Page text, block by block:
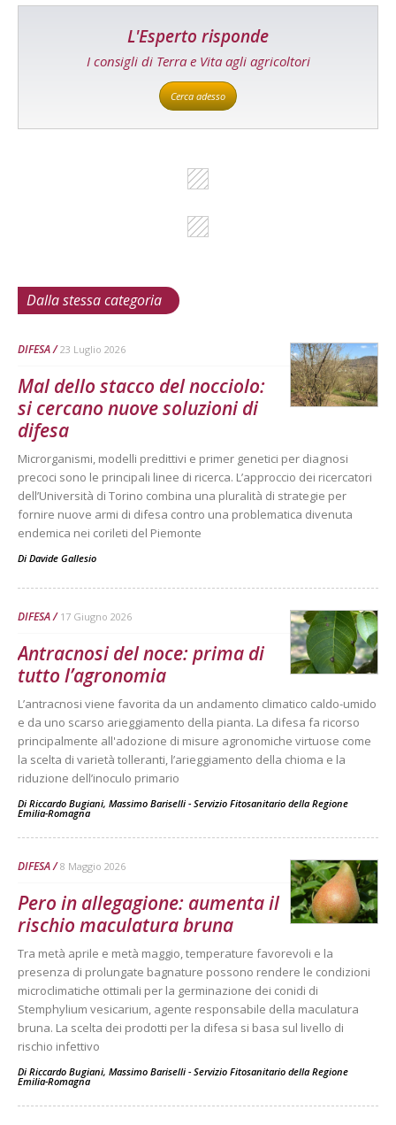
L'Esperto risponde
I consigli di Terra e Vita agli agricoltori
Cerca adesso
Dalla stessa categoria
DIFESA 23 Luglio 2026
Mal dello stacco del nocciolo:
si cercano nuove soluzioni di
difesa
Microrganismi, modelli predittivi e primer genetici per diagnosi
precoci sono le principali linee di ricerca. L’approccio dei ricercatori
dell’Università di Torino combina una pluralità di strategie per
fornire nuove armi di difesa contro una problematica divenuta
endemica nei corileti del Piemonte
Di Davide Gallesio
DIFESA 17 Giugno 2026
Antracnosi del noce: prima di
tutto l’agronomia
L’antracnosi viene favorita da un andamento climatico caldo-umido
e da uno scarso arieggiamento della pianta. La difesa fa ricorso
principalmente all'adozione di misure agronomiche virtuose come
la scelta di varietà tolleranti, l’arieggiamento della chioma e la
riduzione dell’inoculo primario
Di Riccardo Bugiani, Massimo Bariselli - Servizio Fitosanitario della Regione
Emilia-Romagna
DIFESA 8 Maggio 2026
Pero in allegagione: aumenta il
rischio maculatura bruna
Tra metà aprile e metà maggio, temperature favorevoli e la
presenza di prolungate bagnature possono rendere le condizioni
microclimatiche ottimali per la germinazione dei conidi di
Stemphylium vesicarium, agente responsabile della maculatura
bruna. La scelta dei prodotti per la difesa si basa sul livello di
rischio infettivo
Di Riccardo Bugiani, Massimo Bariselli - Servizio Fitosanitario della Regione
Emilia-Romagna